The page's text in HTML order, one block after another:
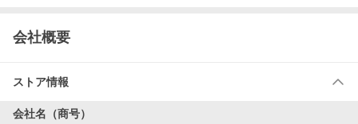
会社概要
ストア情報
会社名（商号）